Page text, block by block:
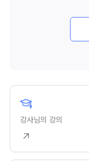
강사님의 강의